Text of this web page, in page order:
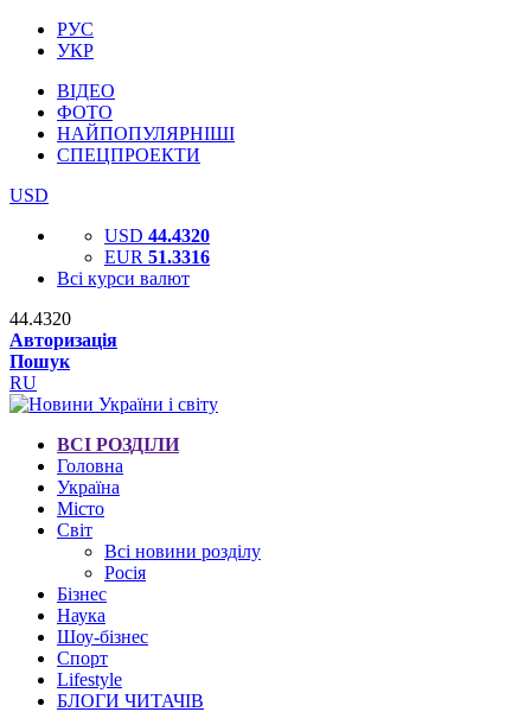
РУС
УКР
ВІДЕО
ФОТО
НАЙПОПУЛЯРНІШІ
СПЕЦПРОЕКТИ
USD
USD 44.4320
EUR 51.3316
Всі курси валют
44.4320
Авторизація
Пошук
RU
ВСІ РОЗДІЛИ
Головна
Україна
Місто
Світ
Всі новини розділу
Росія
Бізнес
Наука
Шоу-бізнес
Спорт
Lifestyle
БЛОГИ ЧИТАЧІВ